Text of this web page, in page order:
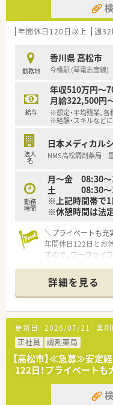
＜代表的な業務＞
■治験コーディネー
・被験者である患者
・治験担当医師の補助
・院内スタッフとの調
・検査・投薬スケジュ
・治験で得られるデ
＜福利厚生面につい
■【標準的な就業時間
様々なライフイベ
■残業時間は2021年
す。
女性98％と高い水
■年間の有給取得率
心身ともに健康な
※日本の平均有給取
コンディションを
偏りがないように
■在宅勤務制度も推
リモートで可能な
サテライトオフィ
1時間単位で有給
ケアリーブ制度など
■ホワイト500・える
外部機関からの評価
従業員の能力が発揮
＜こんな方にもオス
■福利厚生も充実し
■他職種の方との連
年間休日120日以上 週
勤務地
香川県 高松市
今橋駅 (琴電志度線)
給与
年収510万円～
月給322,500円
※想定・平均残業、
※経験・スキルなど
法人
名
日本メディカル
NMS高松調剤薬局
勤務
時間
月～金 08:30
土 08:30～
※上記時間帯で1
※休憩時間は法
＼プライベートも充
年間休日122日とお
すので、ワークライ
＊
【店舗情報と応需状況
■今橋駅から車で5
な看板が目印の地域
■香川県立中央病院
日あたり平均85枚程
■店舗には薬剤師が
お薬の知識や調剤ス
【募集背景と求める
■中途採用で優秀な
社付けへ昇進させ
詳細を見る
更新日： 2026/07/21 薬剤
正社員
調剤薬局
【高松市】≪急募≫安定
122日！プライベート